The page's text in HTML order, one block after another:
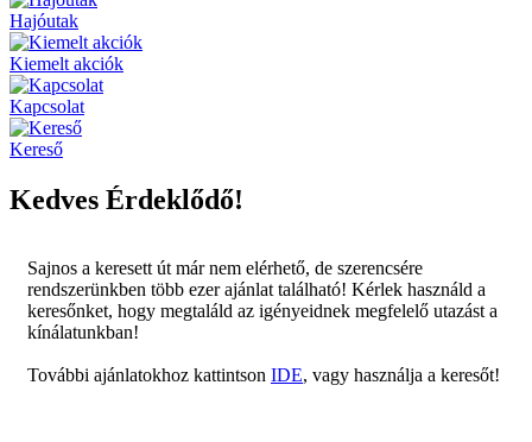
Hajóutak
Kiemelt akciók
Kapcsolat
Kereső
Kedves Érdeklődő!
Sajnos a keresett út már nem elérhető, de szerencsére
rendszerünkben több ezer ajánlat található! Kérlek használd a
keresőnket, hogy megtaláld az igényeidnek megfelelő utazást a
kínálatunkban!
További ajánlatokhoz kattintson IDE, vagy használja a keresőt!